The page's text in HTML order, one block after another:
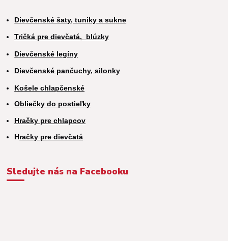
Dievčenské šaty, tuniky a sukne
Tričká pre dievčatá, blúzky
Dievčenské legíny
Dievčenské pančuchy, silonky
Košele chlapčenské
Obliečky do postieľky
Hračky pre chlapcov
Hračky pre dievčatá
Sledujte nás na Facebooku